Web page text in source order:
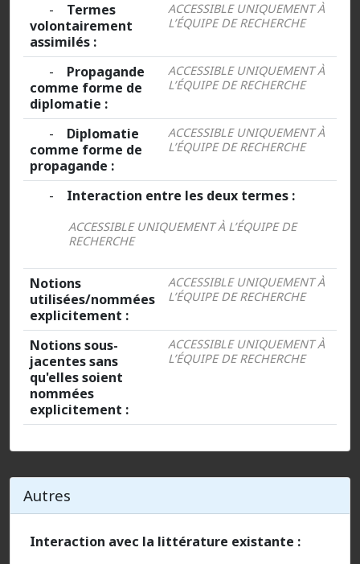
- Termes
volontairement
assimilés :
ACCESSIBLE UNIQUEMENT À
L’ÉQUIPE DE RECHERCHE
- Propagande
comme forme de
diplomatie :
ACCESSIBLE UNIQUEMENT À
L’ÉQUIPE DE RECHERCHE
- Diplomatie
comme forme de
propagande :
ACCESSIBLE UNIQUEMENT À
L’ÉQUIPE DE RECHERCHE
- Interaction entre les deux termes :
ACCESSIBLE UNIQUEMENT À L’ÉQUIPE DE
RECHERCHE
Notions
utilisées/nommées
explicitement :
ACCESSIBLE UNIQUEMENT À
L’ÉQUIPE DE RECHERCHE
Notions sous-
jacentes sans
qu'elles soient
nommées
explicitement :
ACCESSIBLE UNIQUEMENT À
L’ÉQUIPE DE RECHERCHE
Autres
Interaction avec la littérature existante :